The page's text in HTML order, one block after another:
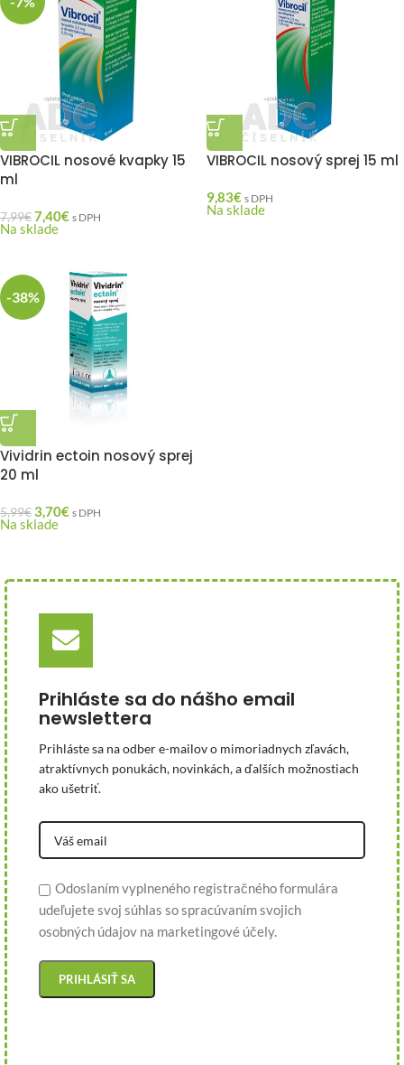
VIBROCIL nosové kvapky 15
ml
7,99€7,40€ s DPH
Na sklade
VIBROCIL nosový sprej 15 ml
9,83€ s DPH
Na sklade
-38%
Vividrin ectoin nosový sprej
20 ml
5,99€3,70€ s DPH
Na sklade
Prihláste sa do nášho email
newslettera
Prihláste sa na odber e-mailov o mimoriadnych zľavách,
atraktívnych ponukách, novinkách, a ďalších možnostiach
ako ušetriť.
Odoslaním vyplneného registračného formulára
udeľujete svoj súhlas so spracúvaním svojich
osobných údajov na marketingové účely.